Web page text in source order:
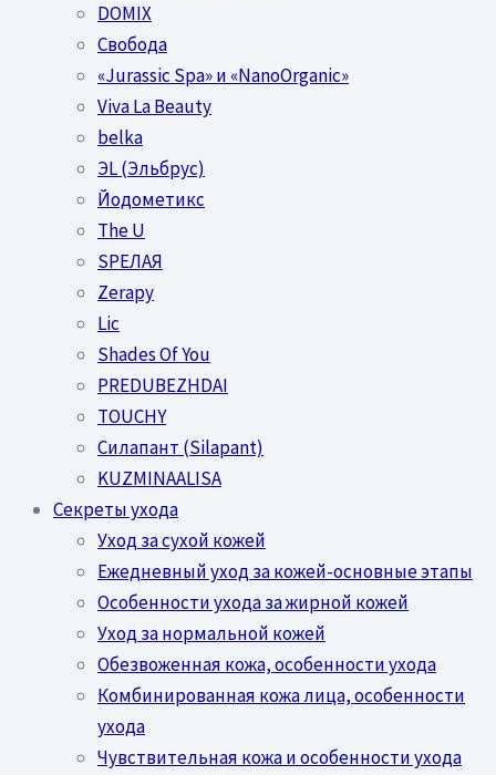
DOMIX
Свобода
«Jurassic Spa» и «NanoOrganic»
Viva La Beauty
belka
ЭL (Эльбрус)
Йодометикс
The U
SPEЛАЯ
Zerapy
Lic
Shades Of You
PREDUBEZHDAI
TOUCHY
Силапант (Silapant)
KUZMINAALISA
Секреты ухода
Уход за сухой кожей
Ежедневный уход за кожей-основные этапы
Особенности ухода за жирной кожей
Уход за нормальной кожей
Обезвоженная кожа, особенности ухода
Комбинированная кожа лица, особенности
ухода
Чувствительная кожа и особенности ухода